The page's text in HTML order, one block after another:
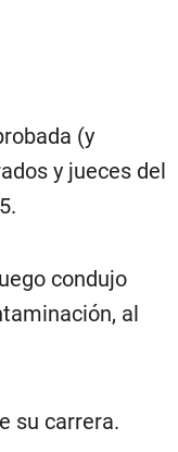
(y
y jueces del
condujo
al
su carrera.